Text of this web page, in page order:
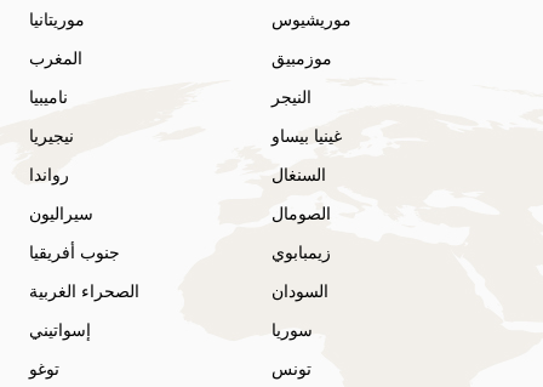
موريتانيا
موريشيوس
المغرب
موزمبيق
ناميبيا
النيجر
نيجيريا
غينيا بيساو
رواندا
السنغال
سيراليون
الصومال
جنوب أفريقيا
زيمبابوي
الصحراء الغربية
السودان
إسواتيني
سوريا
توغو
تونس